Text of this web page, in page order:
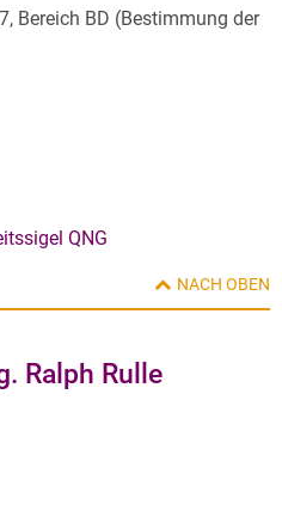
Bereich BD (Bestimmung der
QNG
NACH OBEN
Ralph Rulle